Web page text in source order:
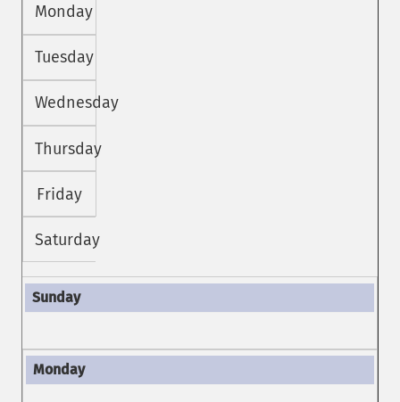
Monday
Tuesday
Wednesday
Thursday
Friday
Saturday